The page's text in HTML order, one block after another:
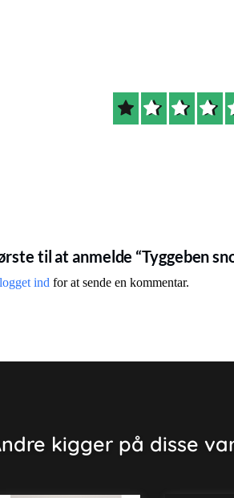
til at anmelde “Tyggeben
logget ind for at sende en kommentar.
kigger på disse